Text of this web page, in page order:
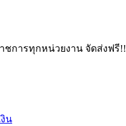
การทุกหน่วยงาน จัดส่งฟรี!!
น